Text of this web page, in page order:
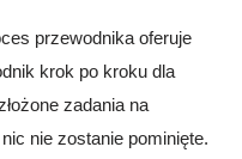
przewodnika oferuje
krok po kroku dla
zadania na
nie zostanie pominięte.